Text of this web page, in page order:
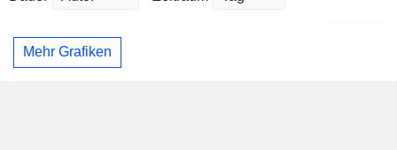
Mehr Grafiken